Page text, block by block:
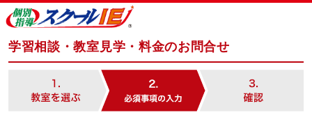
学習相談・教室見学・料金のお問合せ